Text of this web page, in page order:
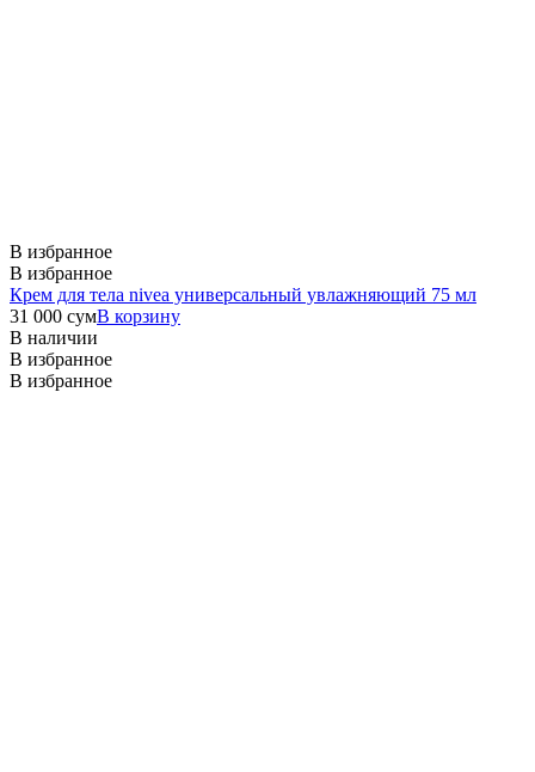
В избранное
В избранное
Крем для тела nivea универсальный увлажняющий 75 мл
31 000 сумВ корзину
В наличии
В избранное
В избранное